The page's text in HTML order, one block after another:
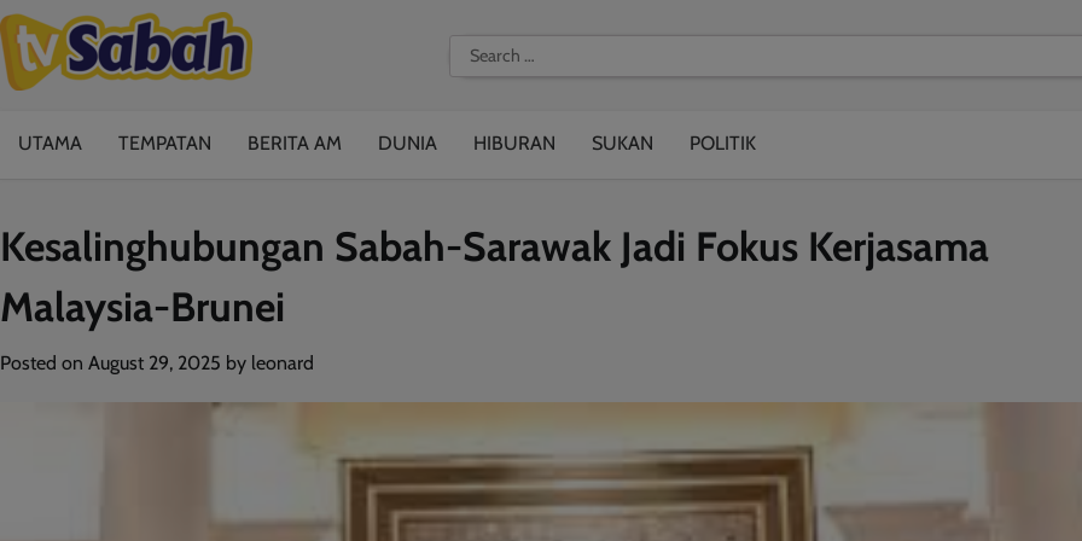
Skip
to
content
Search
for:
UTAMA TEMPATAN BERITA AM DUNIA HIBURAN SUKAN POLITIK
Kesalinghubungan Sabah-Sarawak Jadi Fokus Kerjasama
Malaysia-Brunei
Posted on August 29, 2025 by leonard